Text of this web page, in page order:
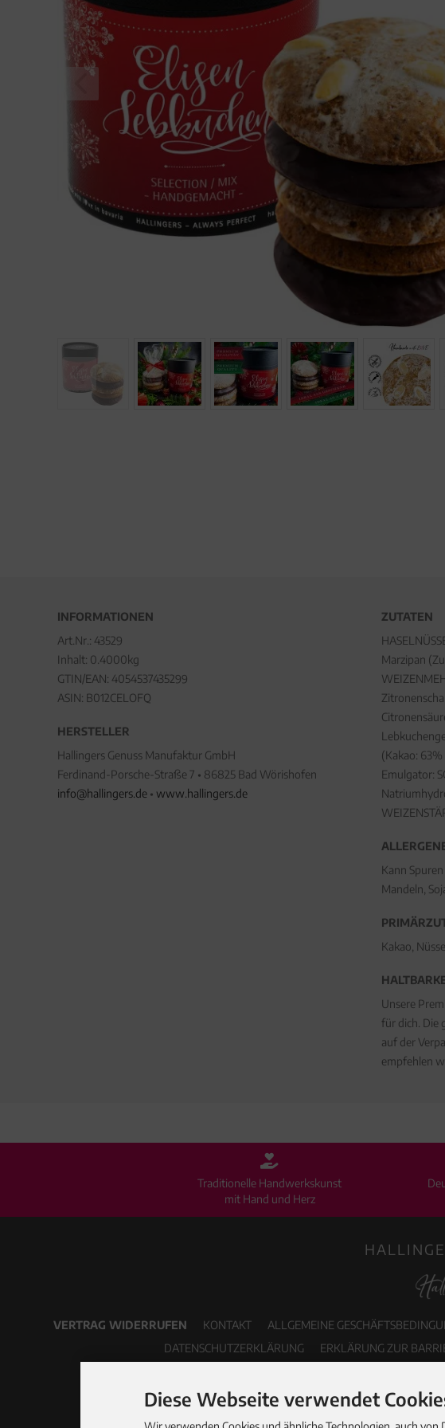
INFORMATIONEN
Art.Nr.: 43529
Inhalt: 0.4000kg
GTIN/EAN: 4054537435299
ASIN: B012CELOFQ
HERSTELLER
Hallingers Genuss Manufaktur GmbH
Ferdinand-Porsche-Straße 7 • 86825 Bad Wörishofen
info@hallingers.de • www.hallingers.de
ZUTATEN
Marzipan
(Kakao:
Emulgator:
Kann
Mandeln,
Kakao,
Unsere
für dich. Die
auf der
empfehlen
Traditionelle Handwerkskunst
mit Hand und Herz
VERTRAG WIDERRUFEN KONTAKT ALLGEMEINE
DATENSCHUTZERKLÄRUNG
ERKLÄRUNG ZUR
Diese Webseite verwendet